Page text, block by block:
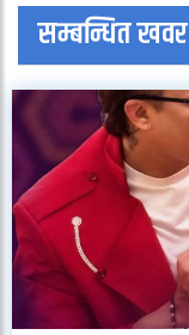
सम्बन्धित खवर